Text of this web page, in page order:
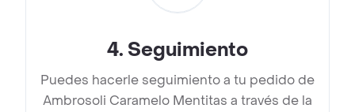
4. Seguimiento
Puedes hacerle seguimiento a tu pedido de
Ambrosoli Caramelo Mentitas a través de la